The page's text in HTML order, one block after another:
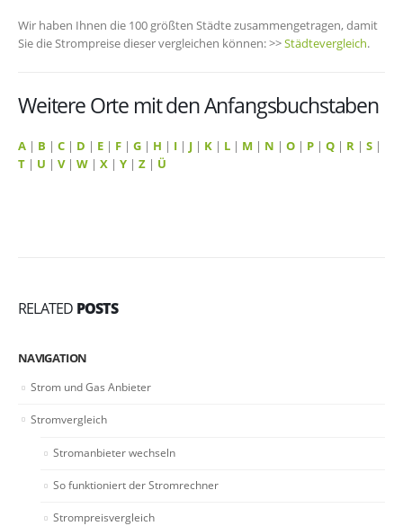
Wir haben Ihnen die 100 größten Städte zusammengetragen, damit
Sie die Strompreise dieser vergleichen können: >>Städtevergleich.
Weitere Orte mit den Anfangsbuchstaben
A | B | C | D | E | F | G | H | I | J | K | L | M | N | O | P | Q | R | S |
T | U | V| W | X | Y | Z | Ü
RELATED POSTS
NAVIGATION
Strom und Gas Anbieter
Stromvergleich
Stromanbieter wechseln
So funktioniert der Stromrechner
Strompreisvergleich